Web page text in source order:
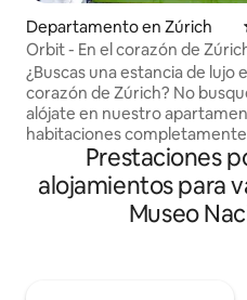
Departamento en Zúrich
Orbit - En el corazón de
¿Buscas una estancia de lujo
corazón de Zúrich? No
alójate en nuestro
habitaciones
ubicado en Münsterhof. Con
dormitorios, una amplia sala
una cocina totalmente
terraza privada en la azotea,
Prestaciones
alojamientos para
Museo